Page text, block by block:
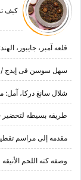
کیف
قلعه آمبر، جایبور،
سهل سوسن فی إیذج /
شلال سانغ درکا،
طریقه بسیطه
مقدمه إلى مراسم
وصفه کته اللحم الأنیقه